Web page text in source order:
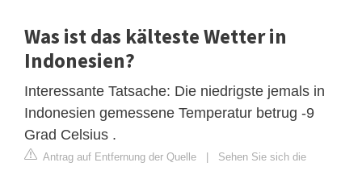
Was ist das kälteste Wetter in
Indonesien?
Interessante Tatsache: Die niedrigste jemals in
Indonesien gemessene Temperatur betrug -9
Grad Celsius .
Antrag auf Entfernung der Quelle
Sehen Sie sich die